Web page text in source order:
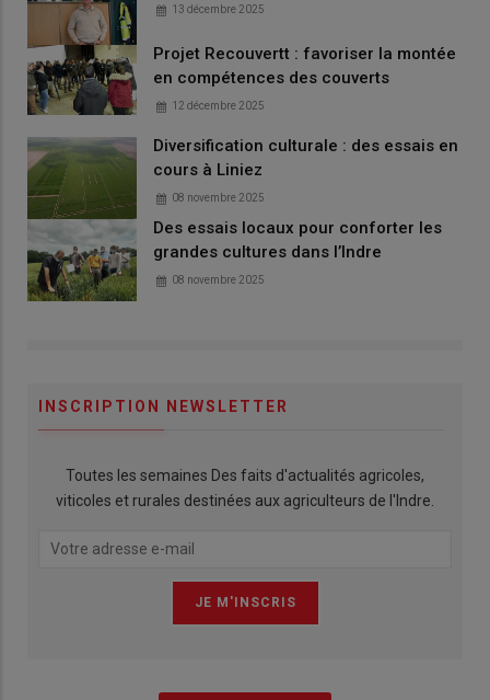
13 décembre 2025
Projet Recouvertt : favoriser la montée
en compétences des couverts
12 décembre 2025
Diversification culturale : des essais en
cours à Liniez
08 novembre 2025
Des essais locaux pour conforter les
grandes cultures dans l’Indre
08 novembre 2025
INSCRIPTION NEWSLETTER
Toutes les semaines Des faits d'actualités agricoles,
viticoles et rurales destinées aux agriculteurs de l'Indre.